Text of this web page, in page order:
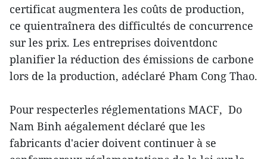
certificat augmentera les coûts de production,
ce quientraînera des difficultés de concurrence
sur les prix. Les entreprises doiventdonc
planifier la réduction des émissions de carbone
lors de la production, adéclaré Pham Cong Thao.
Pour respecterles réglementations MACF, Do
Nam Binh aégalement déclaré que les
fabricants d'acier doivent continuer à se